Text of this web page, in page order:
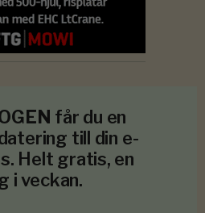
får du en
till din e-
Helt gratis, en
i veckan.